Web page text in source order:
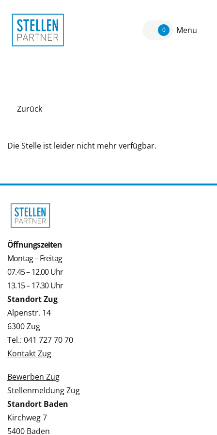
0 Menu
Zurück
Die Stelle ist leider nicht mehr verfügbar.
Öffnungszeiten
Montag – Freitag
07.45 – 12.00 Uhr
13.15 – 17.30 Uhr
Standort Zug
Alpenstr. 14
6300 Zug
Tel.: 041 727 70 70
Kontakt Zug
Bewerben Zug
Stellenmeldung Zug
Standort Baden
Kirchweg 7
5400 Baden